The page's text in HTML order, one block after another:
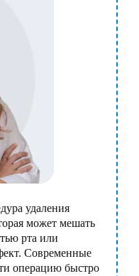
удаления
может мешать
рта или
Современные
операцию быстро